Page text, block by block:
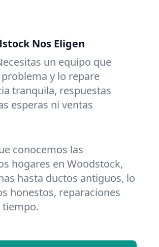
Nos Eligen
un equipo que
y lo repare
tranquila, respuestas
esperas ni ventas
conocemos las
hogares en Woodstock,
hasta ductos antiguos, lo
honestos, reparaciones
tiempo.